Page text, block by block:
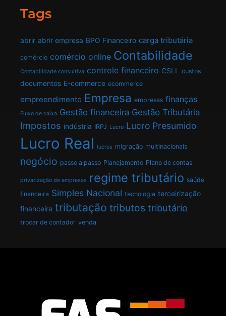
Tags
abrir abrir empresa BPO Financeiro carga tributária
comércio comércio online Contabilidade
Contabilidade consultiva controle financeiro CSLL custos
documentos E-commerce ecommerce
empreendimento Empresa empresas finanças
Fluxo de caixa Gestão financeira Gestão Tributária
Impostos indústria IRPJ Lucro Lucro Presumido
Lucro Real lucros migração multinacionais
negócio passo a passo Planejamento Plano de contas
privatização de empresas regime tributário saúde
financeira Simples Nacional tecnologia terceirização
financeira tributação tributos tributário
trocar de contador venda